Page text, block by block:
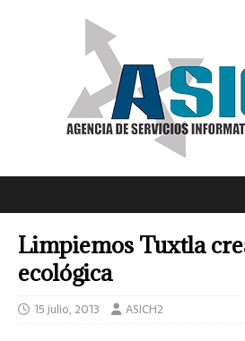
Limpiemos Tuxtla
ecológica
15 julio, 2013 ASICH2